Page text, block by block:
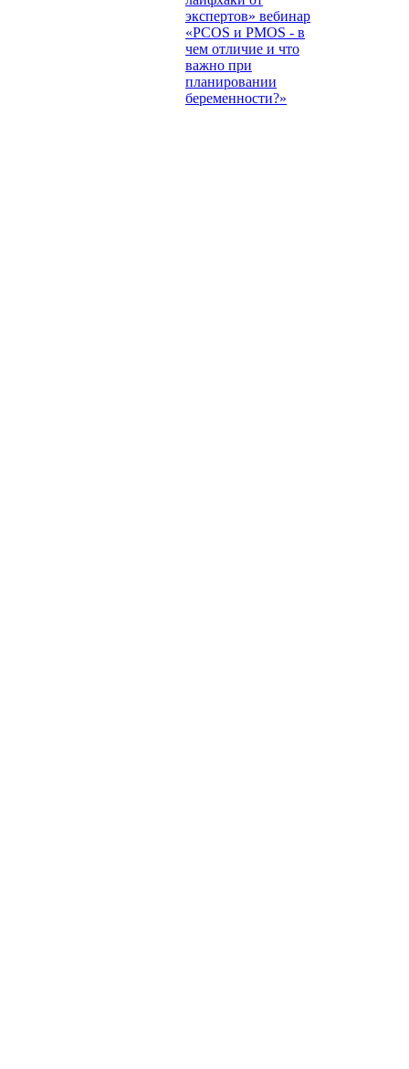
экспертов» вебинар
«PCOS и PMOS - в
чем отличие и что
важно при
планировании
беременности?»